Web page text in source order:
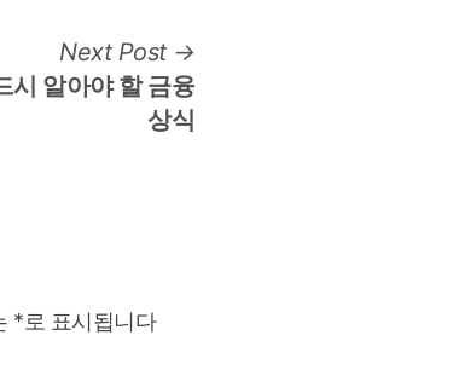
Next Post
post:
시 알아야 할 금융
상식
*로 표시됩니다